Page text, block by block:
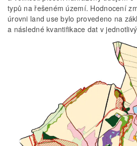
typů na řešeném území. Hodnocení
úrovni land use bylo provedeno na
a následné kvantifikace dat v